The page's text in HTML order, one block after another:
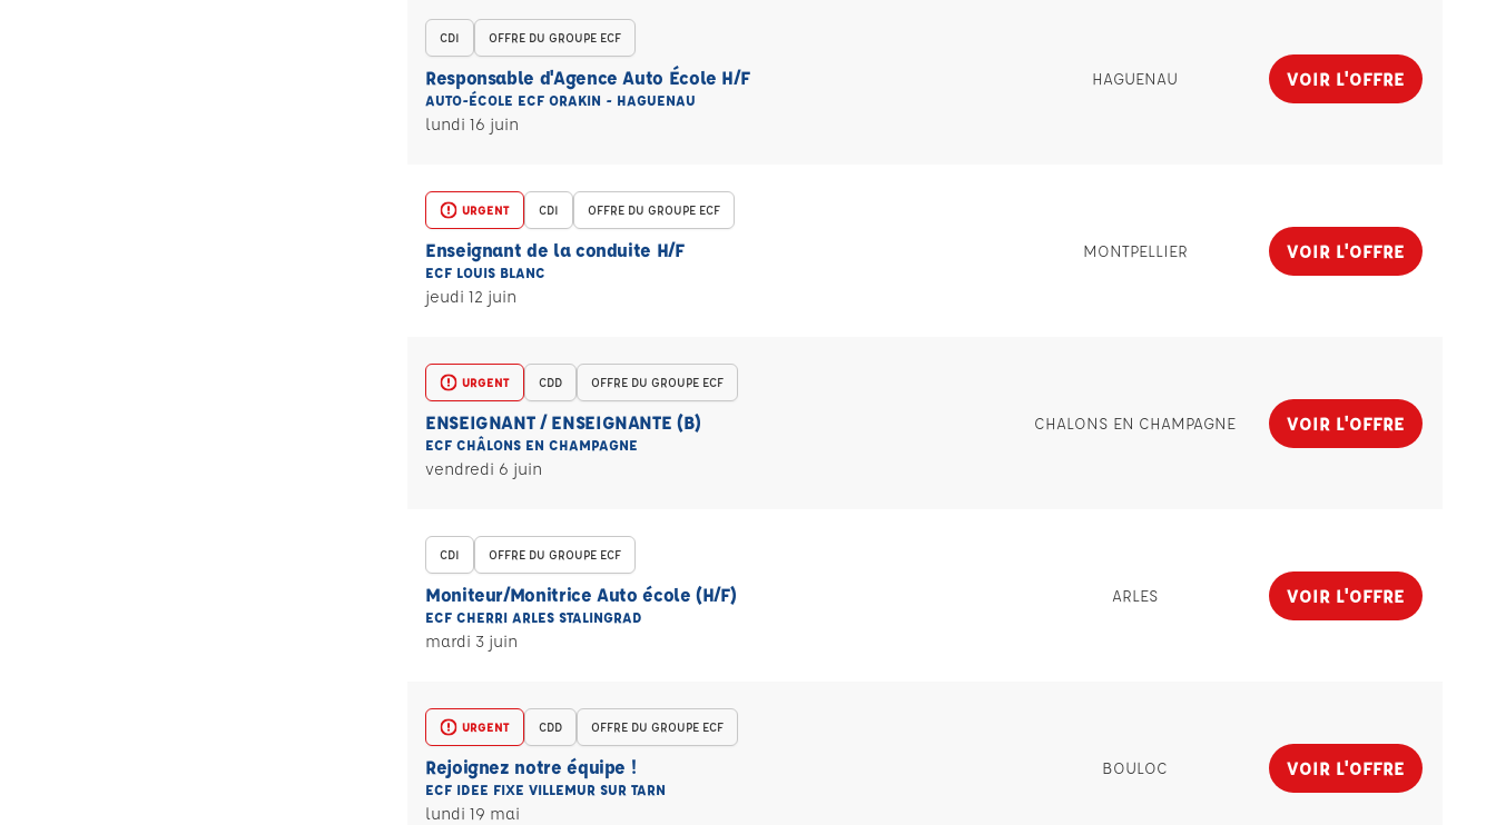
CDI OFFRE DU GROUPE ECF
Responsable d'Agence Auto École H/F
AUTO-ÉCOLE ECF ORAKIN - HAGUENAU
lundi 16 juin
HAGUENAU VOIR L'OFFRE
URGENT CDI OFFRE DU GROUPE ECF
Enseignant de la conduite H/F
ECF LOUIS BLANC
jeudi 12 juin
MONTPELLIER VOIR L'OFFRE
URGENT CDD OFFRE DU GROUPE ECF
ENSEIGNANT / ENSEIGNANTE (B)
ECF CHÂLONS EN CHAMPAGNE
vendredi 6 juin
CHALONS EN CHAMPAGNE VOIR L'OFFRE
CDI OFFRE DU GROUPE ECF
Moniteur/Monitrice Auto école (H/F)
ECF CHERRI ARLES STALINGRAD
mardi 3 juin
ARLES VOIR L'OFFRE
URGENT CDD OFFRE DU GROUPE ECF
Rejoignez notre équipe !
ECF IDEE FIXE VILLEMUR SUR TARN
lundi 19 mai
BOULOC VOIR L'OFFRE